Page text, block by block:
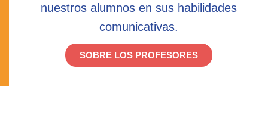
nuestros alumnos en sus habilidades
comunicativas.
SOBRE LOS PROFESORES